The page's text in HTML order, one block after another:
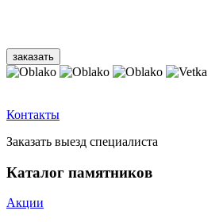
Контакты
Заказать выезд специалиста
Каталог памятников
Акции